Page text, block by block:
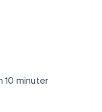
10 minuter